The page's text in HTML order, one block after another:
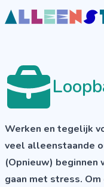
Werken en tegelijk
veel alleenstaande
(Opnieuw) beginnen
gaan met stress.